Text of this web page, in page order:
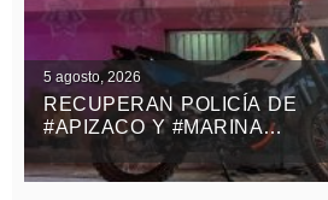
5 agosto, 2026
RECUPERAN POLICÍA DE
#APIZACO Y #MARINA
MOTOCICLETA ROBADA
VIOLENCIA EN EL ESTADO